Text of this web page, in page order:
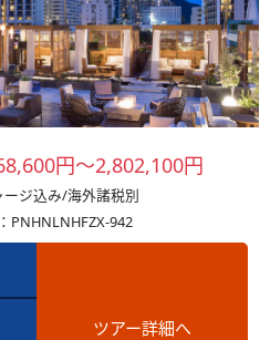
円～2,802,100円
ジ込み/海外諸税別
PNHNLNHFZX-942
ツアー詳細へ